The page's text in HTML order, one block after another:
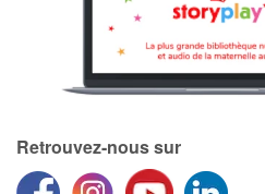
Retrouvez-nous sur